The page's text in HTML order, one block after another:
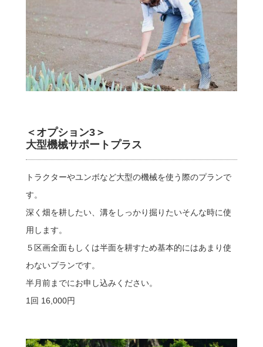
＜オプション3＞
大型機械サポートプラス
トラクターやユンボなど大型の機械を使う際のプランで
す。
深く畑を耕したい、溝をしっかり掘りたいそんな時に使
用します。
５区画全面もしくは半面を耕すため基本的にはあまり使
わないプランです。
半月前までにお申し込みください。
1回 16,000円